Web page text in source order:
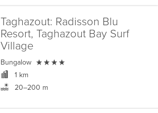
Taghazout: Radisson Blu
Resort, Taghazout Bay Surf
Village
Bungalow 
1 km
20–200 m